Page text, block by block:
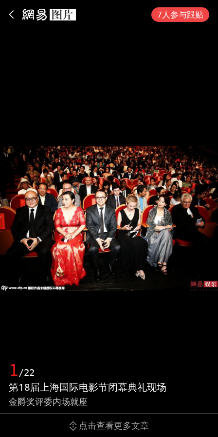
7人参与跟贴
1/22
第18届上海国际电影节闭幕典礼现场
金爵奖评委内场就座
点击查看更多文章